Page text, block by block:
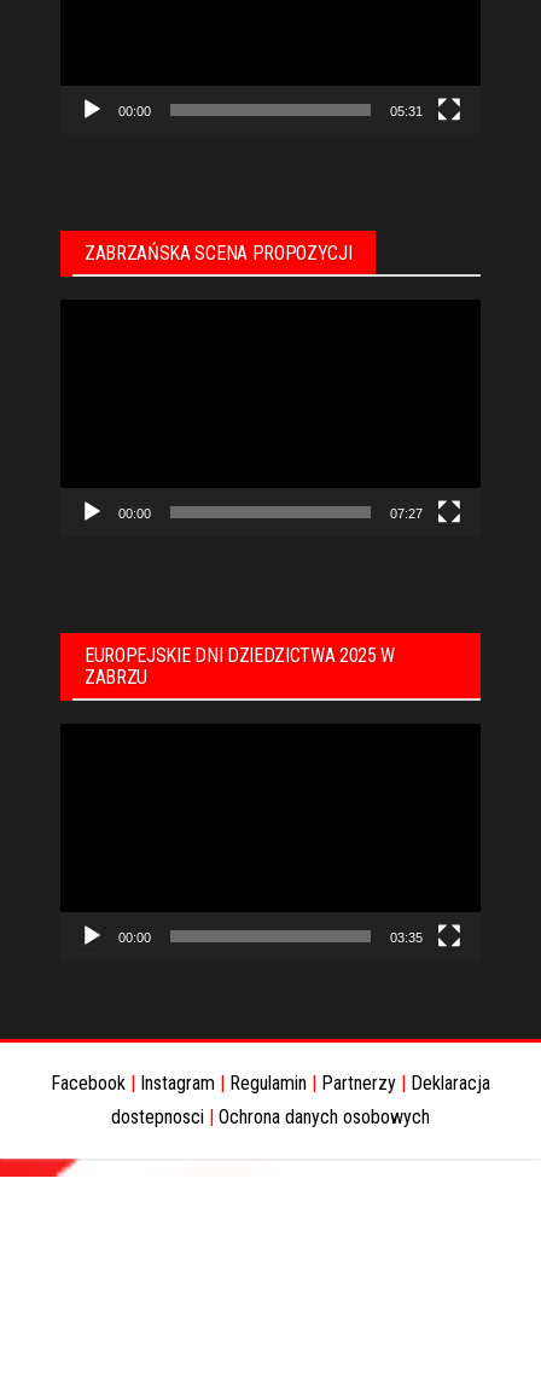
00:00 05:31
ZABRZAŃSKA SCENA PROPOZYCJI
00:00 07:27
EUROPEJSKIE DNI DZIEDZICTWA 2025 W
ZABRZU
00:00 03:35
Facebook | Instagram | Regulamin | Partnerzy | Deklaracja
dostepnosci | Ochrona danych osobowych